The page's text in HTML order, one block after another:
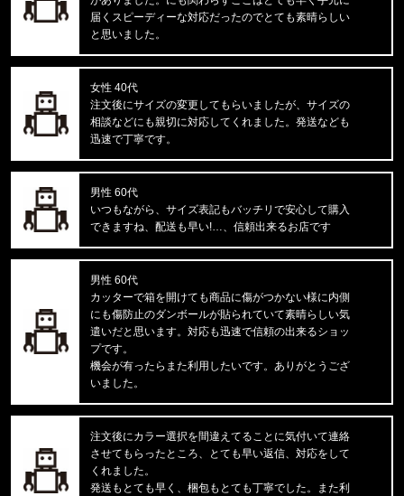
DOUBLE KNEE PANT I032699
東京都のお客様ご注文ありがとうございます。
reversal/リバーサル
BIG MARK LONG RASH GUARD
東京都のお客様ご注文ありがとうございます。
mnml/ミニマル
X214 STRETCH DENIM1487266
東京都のお客様ご注文ありがとうございます。
reversal/リバーサル
東京都のお客様ご注文ありがとうございます。
47 Brand/フォーティーセブンブランド
'47 MVP ヤンキース ドジャース
東京都のお客様ご注文ありがとうございます。
mnml/ミニマル
東京都のお客様ご注文ありがとうございます。
CARHARTT/カーハート
M IRVINE RELAXED BLOCK CA
届くスピーディーな対応だったのでとても素晴らしい
と思いました。
女性 40代
注文後にサイズの変更してもらいましたが、サイズの
相談などにも親切に対応してくれました。発送なども
迅速で丁寧です。
男性 60代
いつもながら、サイズ表記もバッチリで安心して購入
できますね、配送も早い!…、信頼出来るお店です
男性 60代
カッターで箱を開けても商品に傷がつかない様に内側
にも傷防止のダンボールが貼られていて素晴らしい気
遣いだと思います。対応も迅速で信頼の出来るショッ
プです。
機会が有ったらまた利用したいです。ありがとうござ
いました。
注文後にカラー選択を間違えてることに気付いて連絡
させてもらったところ、とても早い返信、対応をして
くれました。
発送もとても早く、梱包もとても丁寧でした。また利